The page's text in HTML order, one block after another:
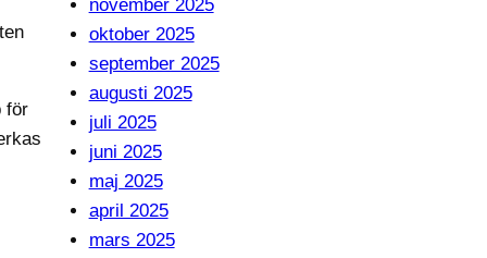
för
november 2025
oktober 2025
september 2025
augusti 2025
juli 2025
juni 2025
maj 2025
april 2025
mars 2025